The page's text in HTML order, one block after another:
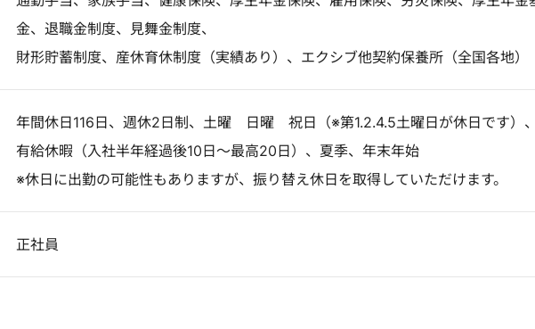
金、退職金制度、見舞金制度、
財形貯蓄制度、産休育休制度（実績あり）、エクシブ他契約保養所（全国各地）
年間休日116日、週休2日制、土曜 日曜 祝日（※第1.2.4.5土曜日が休日です）
有給休暇（入社半年経過後10日～最高20日）、夏季、年末年始
※休日に出勤の可能性もありますが、振り替え休日を取得していただけます。
正社員